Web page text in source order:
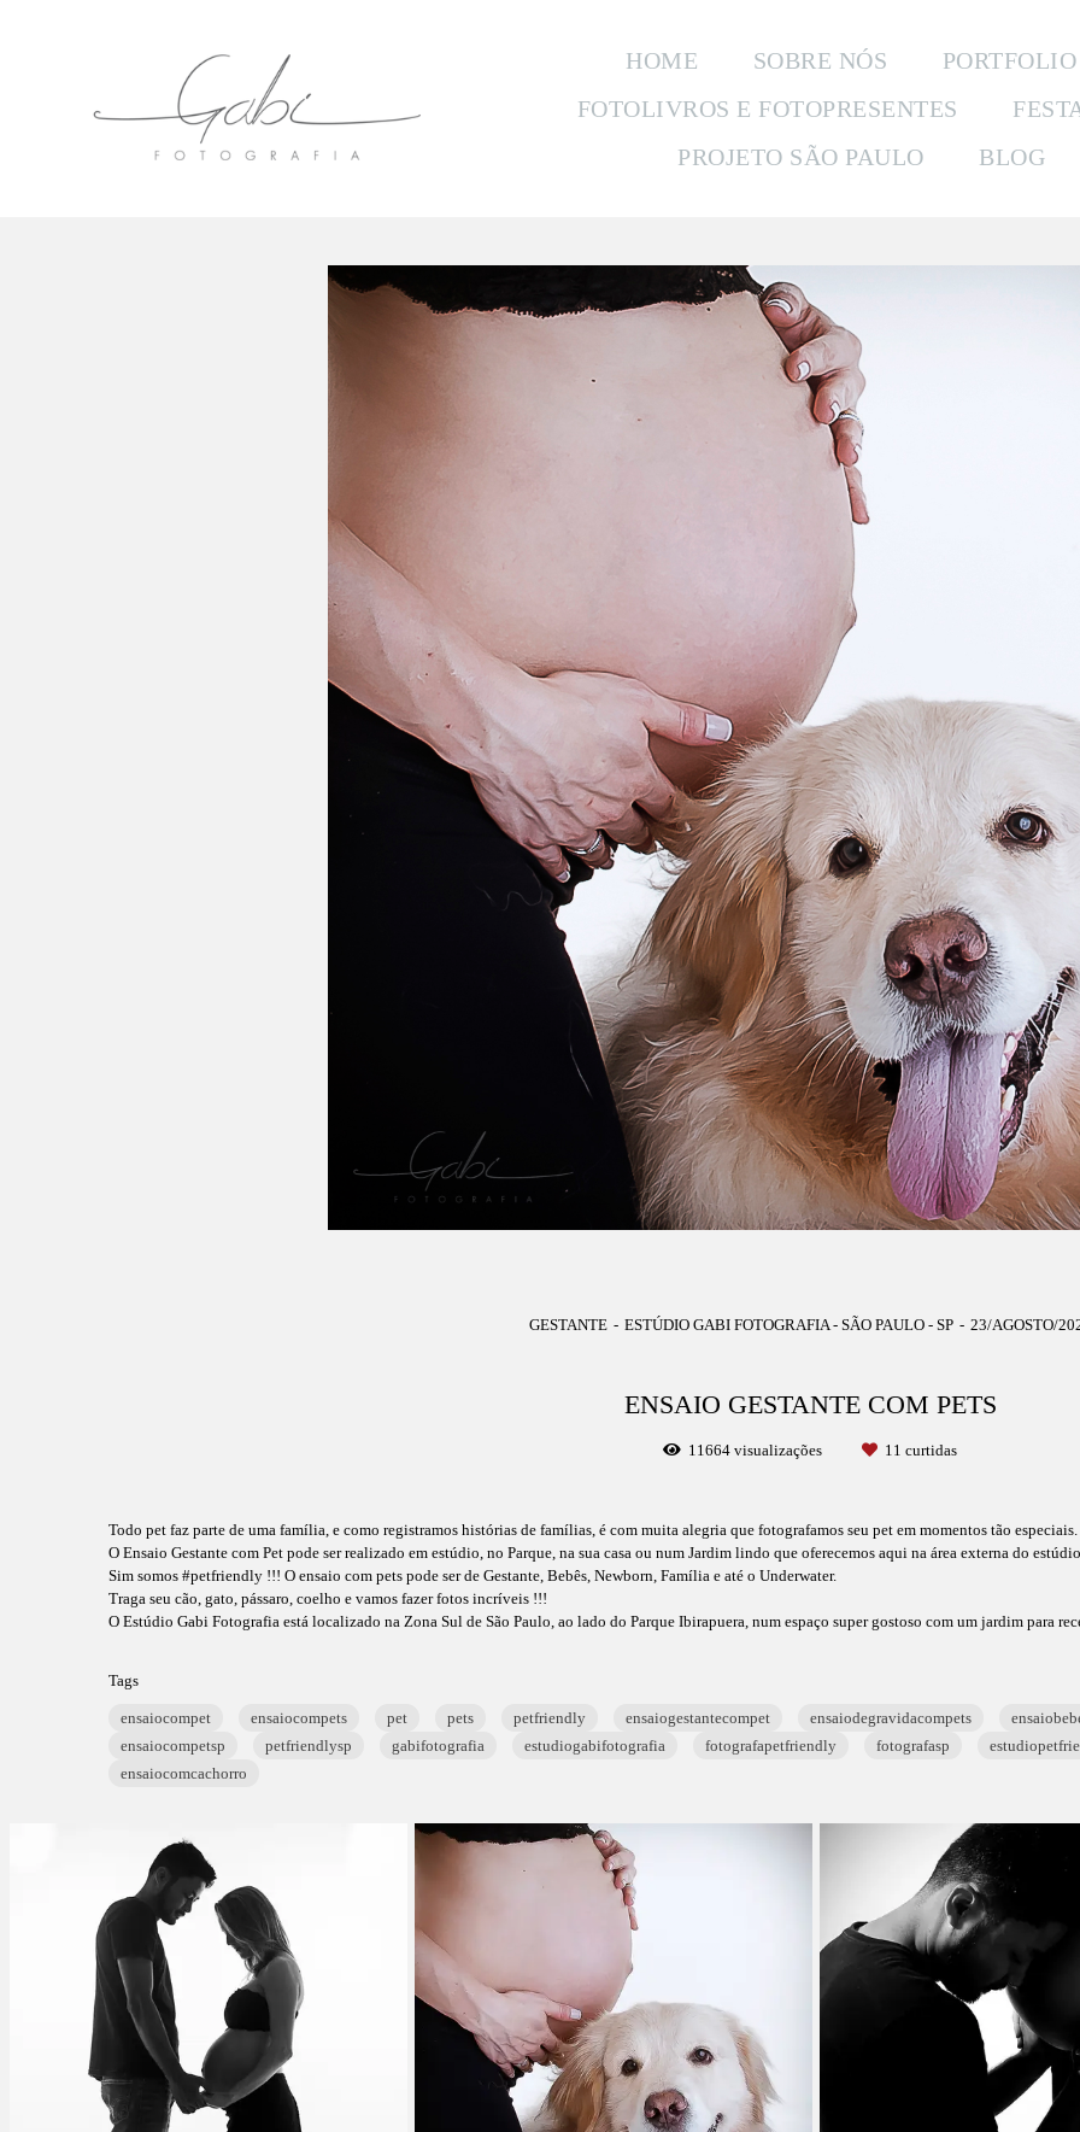
HOME SOBRE NÓS
PORTFOLIO
FOTOLIVROS E FOTOPRESENTES
PROJETO SÃO PAULO
BLOG
GESTANTE ESTÚDIO GABI FOTOGRAFIA - SÃO PAULO - SP 23/AGOSTO/
ENSAIO GESTANTE COM PETS
11664 visualizações 11 curtidas
Todo pet faz parte de uma família, e como registramos histórias de famílias, é com muita alegria que fotografamos seu pet em momentos tão especiais.
O Ensaio Gestante com Pet pode ser realizado em estúdio, no Parque, na sua casa ou num Jardim lindo que oferecemos aqui na área externa do
Sim somos #petfriendly !!! O ensaio com pets pode ser de Gestante, Bebês, Newborn, Família e até o Underwater.
Traga seu cão, gato, pássaro, coelho e vamos fazer fotos incríveis !!!
O Estúdio Gabi Fotografia está localizado na Zona Sul de São Paulo, ao lado do Parque Ibirapuera, num espaço super gostoso com um jardim para
Tags
ensaiocompet ensaiocompets pet pets petfriendly ensaiogestantecompet ensaiodegravidacompets
ensaiocompetsp
petfriendlysp gabifotografia estudiogabifotografia fotografapetfriendly fotografasp
ensaiocomcachorro